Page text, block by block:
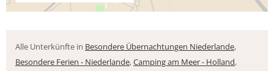
Alle Unterkünfte in Besondere Übernachtungen Niederlande,
Besondere Ferien - Niederlande,Camping am Meer - Holland,